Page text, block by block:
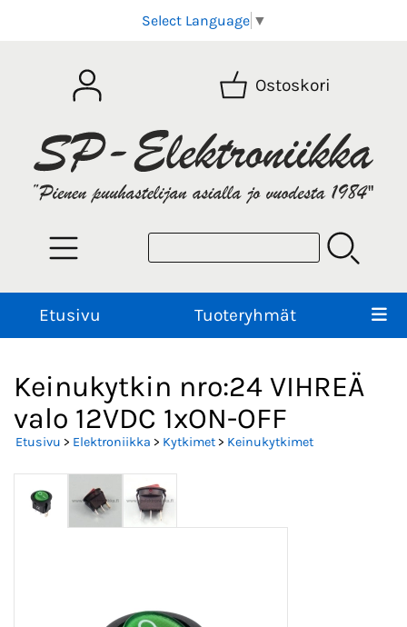
Select Language ▼
Ostoskori
Etusivu Tuoteryhmät
Keinukytkin nro:24 VIHREÄ
valo 12VDC 1xON-OFF
Etusivu > Elektroniikka > Kytkimet> Keinukytkimet